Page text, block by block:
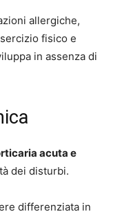
allergiche,
fisico e
in assenza di
acuta e
dei disturbi.
differenziata in